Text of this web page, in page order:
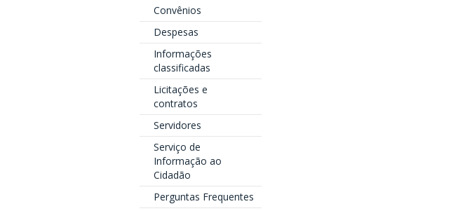
Convênios
Despesas
Informações
classificadas
Licitações e
contratos
Servidores
Serviço de
Informação ao
Cidadão
Perguntas Frequentes